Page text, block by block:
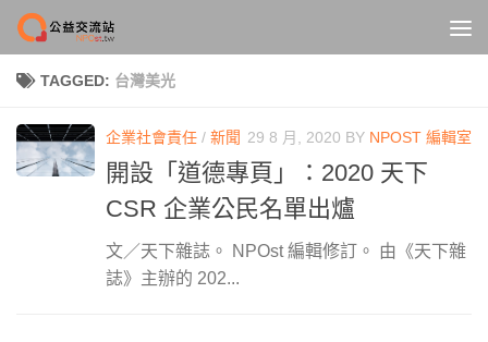
Skip to content
TAGGED: 台灣美光
企業社會責任 / 新聞 29 8 月, 2020 BY NPOST 編輯室
開設「道德專頁」：2020 天下
CSR 企業公民名單出爐
文／天下雜誌。 NPOst 編輯修訂。 由《天下雜
誌》主辦的 202...